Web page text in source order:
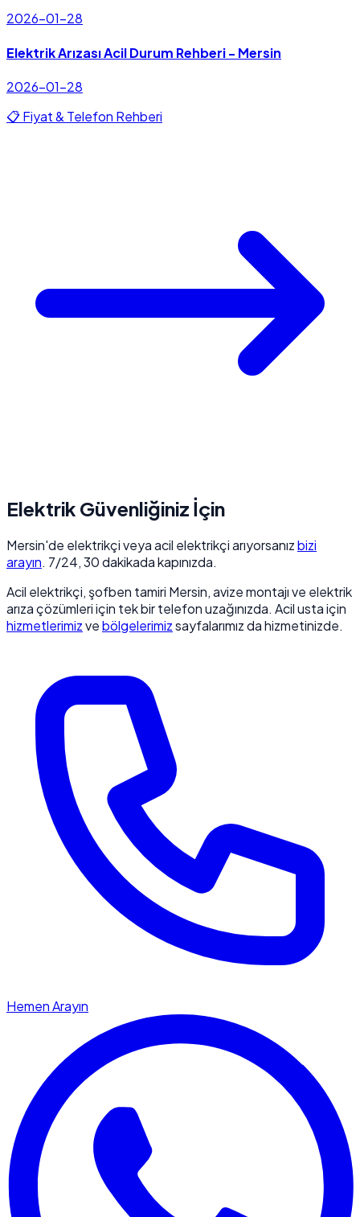
2026-01-28
Elektrik Arızası Acil Durum Rehberi - Mersin
2026-01-28
📋 Fiyat & Telefon Rehberi
Elektrik Güvenliğiniz İçin
Mersin'de elektrikçi veya acil elektrikçi arıyorsanızbizi
arayın. 7/24, 30 dakikada kapınızda.
Acil elektrikçi, şofben tamiri Mersin, avize montajı ve elektrik
arıza çözümleri için tek bir telefon uzağınızda. Acil usta için
hizmetlerimizvebölgelerimizsayfalarımız da hizmetinizde.
Hemen Arayın